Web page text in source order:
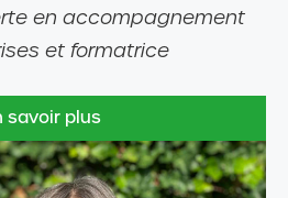
en accompagnement
et formatrice
savoir plus